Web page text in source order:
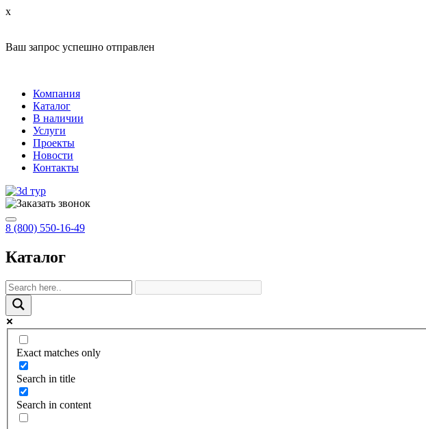
x
Ваш запрос успешно отправлен
Компания
Каталог
В наличии
Услуги
Проекты
Новости
Контакты
8 (800) 550-16-49
Каталог
Exact matches only
Search in title
Search in content